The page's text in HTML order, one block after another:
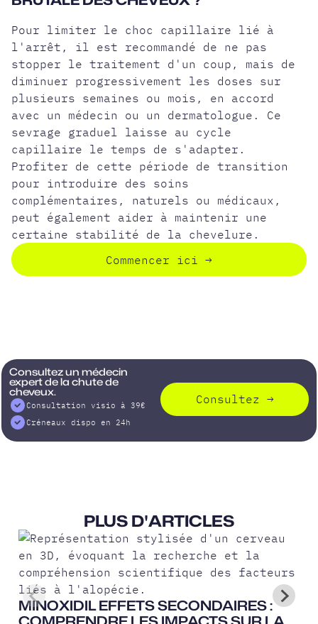
Pour limiter le choc capillaire lié à
l'arrêt, il est recommandé de ne pas
stopper le traitement d'un coup, mais de
diminuer progressivement les doses sur
plusieurs semaines ou mois, en accord
avec un médecin ou un dermatologue. Ce
sevrage graduel laisse au cycle
capillaire le temps de s'adapter.
Profiter de cette période de transition
pour introduire des soins
complémentaires, naturels ou médicaux,
peut également aider à maintenir une
certaine stabilité de la chevelure.
Commencer ici
→
Consultez un médecin
expert de la chute de
cheveux.
Consultation visio à 39€
Créneaux dispo en 24h
Consultez →
PLUS D'ARTICLES
MINOXIDIL EFFETS SECONDAIRES :